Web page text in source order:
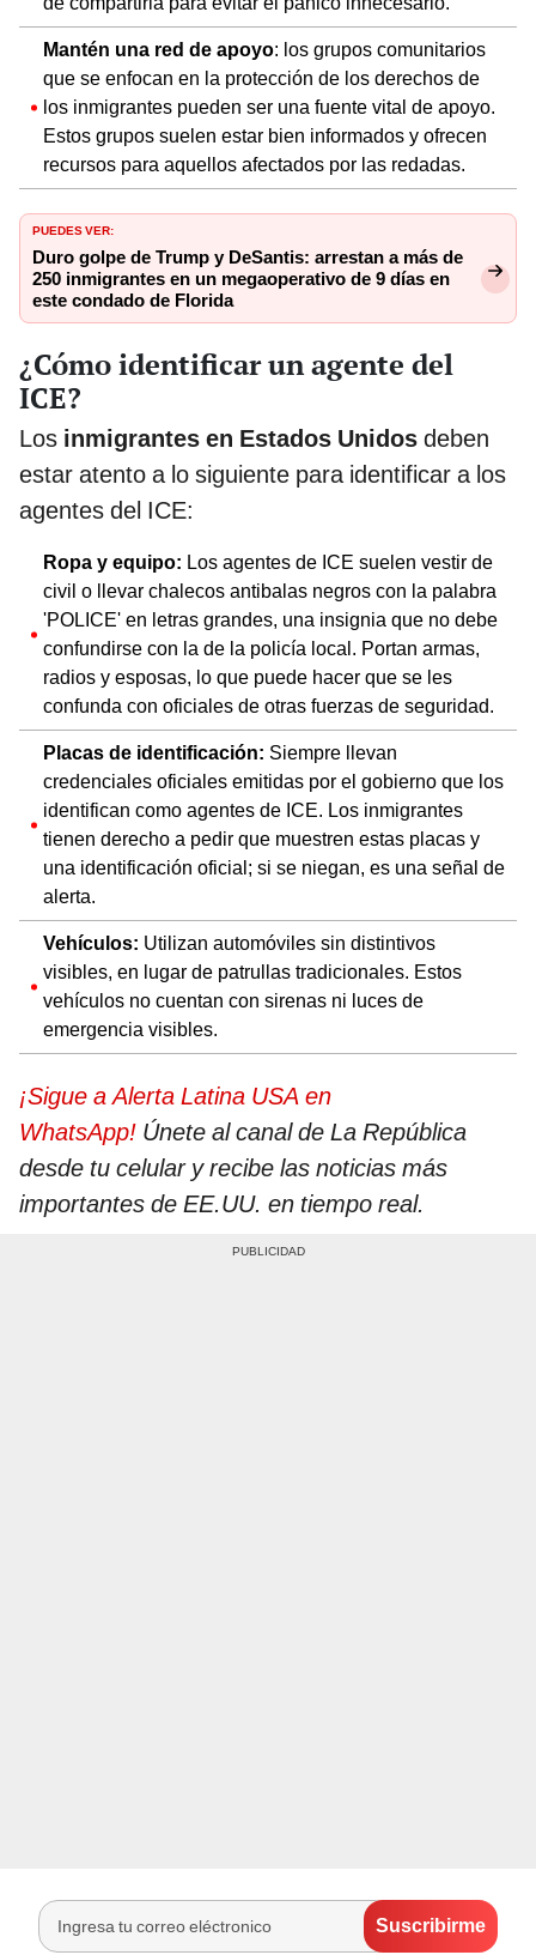
Mantén una red de apoyo: los grupos comunitarios
que se enfocan en la protección de los derechos de
los inmigrantes pueden ser una fuente vital de apoyo.
Estos grupos suelen estar bien informados y ofrecen
recursos para aquellos afectados por las redadas.
PUEDES VER:
Duro golpe de Trump y DeSantis: arrestan a más de
250 inmigrantes en un megaoperativo de 9 días en
este condado de Florida
¿Cómo identificar un agente del
ICE?
Los inmigrantes en Estados Unidos deben
estar atento a lo siguiente para identificar a los
agentes del ICE:
Ropa y equipo: Los agentes de ICE suelen vestir de
civil o llevar chalecos antibalas negros con la palabra
'POLICE' en letras grandes, una insignia que no debe
confundirse con la de la policía local. Portan armas,
radios y esposas, lo que puede hacer que se les
confunda con oficiales de otras fuerzas de seguridad.
Placas de identificación: Siempre llevan
credenciales oficiales emitidas por el gobierno que los
identifican como agentes de ICE. Los inmigrantes
tienen derecho a pedir que muestren estas placas y
una identificación oficial; si se niegan, es una señal de
alerta.
Vehículos: Utilizan automóviles sin distintivos
visibles, en lugar de patrullas tradicionales. Estos
vehículos no cuentan con sirenas ni luces de
emergencia visibles.
¡Sigue a Alerta Latina USA en
WhatsApp! Únete al canal de La República
desde tu celular y recibe las noticias más
importantes de EE.UU. en tiempo real.